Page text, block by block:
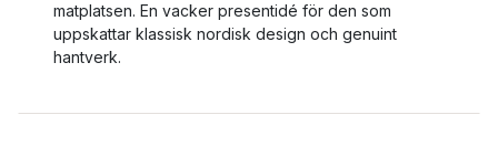
matplatsen. En vacker presentidé för den som
uppskattar klassisk nordisk design och genuint
hantverk.